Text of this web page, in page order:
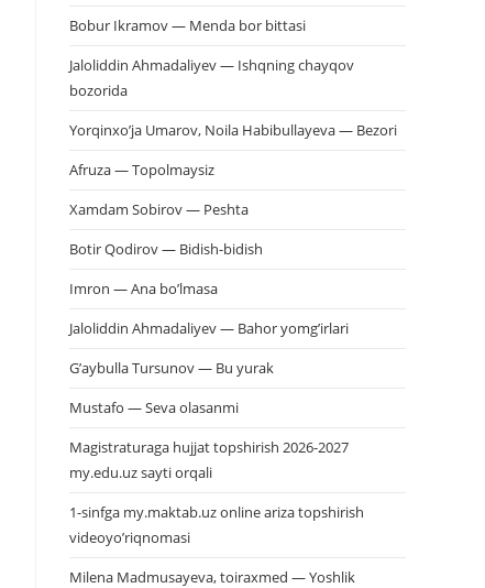
Bobur Ikramov — Menda bor bittasi
Jaloliddin Ahmadaliyev — Ishqning chayqov
bozorida
Yorqinxo’ja Umarov, Noila Habibullayeva — Bezori
Afruza — Topolmaysiz
Xamdam Sobirov — Peshta
Botir Qodirov — Bidish-bidish
Imron — Ana bo’lmasa
Jaloliddin Ahmadaliyev — Bahor yomg’irlari
G’aybulla Tursunov — Bu yurak
Mustafo — Seva olasanmi
Magistraturaga hujjat topshirish 2026-2027
my.edu.uz sayti orqali
1-sinfga my.maktab.uz online ariza topshirish
videoyo’riqnomasi
Milena Madmusayeva, toiraxmed — Yoshlik